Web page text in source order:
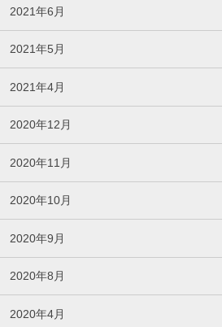
2021年6月
2021年5月
2021年4月
2020年12月
2020年11月
2020年10月
2020年9月
2020年8月
2020年4月